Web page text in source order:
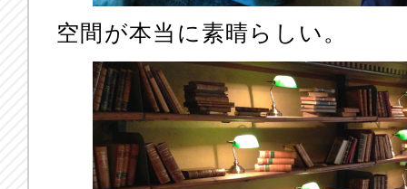
空間が本当に素晴らしい。